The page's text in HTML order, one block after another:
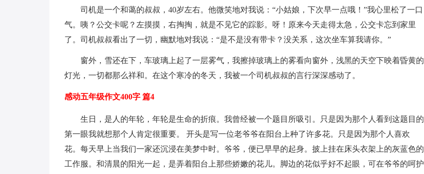
司机是一个和蔼的叔叔，40岁左右。他微笑地对我说：“小姑娘，下次早一点哦！”我心里松了一口
气。咦？公交卡呢？左摸摸，右掏掏，就是不见它的踪影。呀！原来今天走得太急，公交卡忘到家里
了。司机叔叔看出了一切，幽默地对我说：“是不是没有带卡？没关系，这次坐车算我请你。”
窗外，雪还在下，车玻璃上起了一层雾气，我擦掉玻璃上的雾看向窗外，浅黑的天空下映着昏黄的
灯光，一切都那么祥和。在这个寒冷的冬天，我被一个司机叔叔的言行深深感动了。
感动五年级作文400字 篇4
生日，是人的年轮，年轮是生命的折痕。我曾经被一个题目所吸引。只是因为那个人看到这题目的
第一眼我就想那个人肯定很重要。 开头是写一位老爷爷在阳台上种了许多花。只是因为那个人喜欢
花。每天早上当我们一家还沉浸在美梦中时。爷爷，便已早早的起身。披上挂在床头衣架上的灰蓝色的
工作服。和清晨的阳光一起，是弄着阳台上那些娇嫩的花儿。脚边的花似乎好不起眼，可在爷爷的呵护